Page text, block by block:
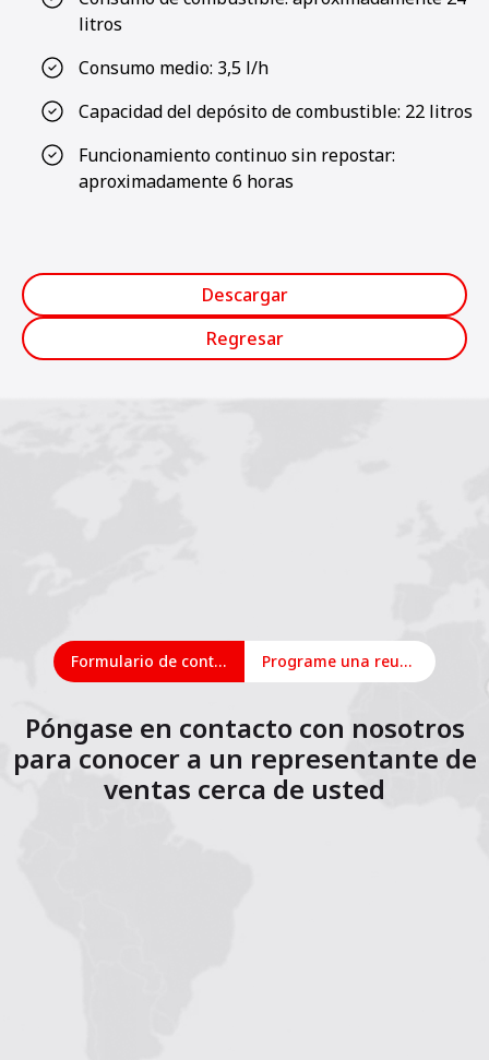
litros
Consumo medio: 3,5 l/h
Capacidad del depósito de combustible: 22 litros
Funcionamiento continuo sin repostar:
aproximadamente 6 horas
Descargar
Regresar
Formulario de contacto Programe una reunión en línea
Póngase en contacto con nosotros
para conocer a un representante de
ventas cerca de usted